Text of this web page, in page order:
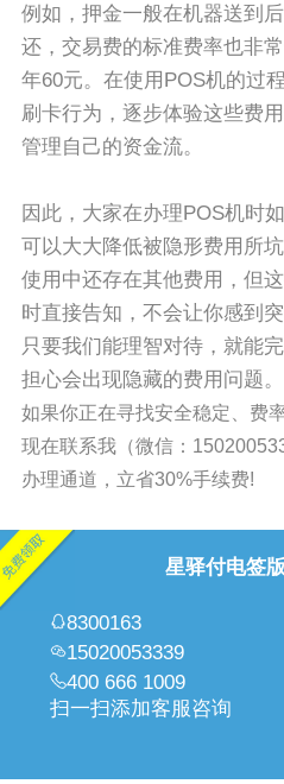
例如，押金一般在机器送到
还，交易费的标准费率也非
年60元。在使用POS机的过
刷卡行为，逐步体验这些费
管理自己的资金流。
因此，大家在办理POS机时
可以大大降低被隐形费用所
使用中还存在其他费用，但
时直接告知，不会让你感到
只要我们能理智对待，就能
担心会出现隐藏的费用问题。
如果你正在寻找安全稳定、费
现在联系我（微信：
办理通道，立省30%手续费!
星驿付电签
8300163
15020053339
400 666 1009
扫一扫添加客服咨询